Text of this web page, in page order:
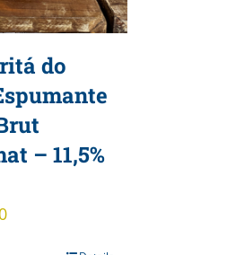
do
– 11,5%